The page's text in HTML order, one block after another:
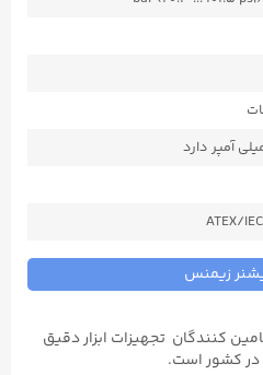
ATEX/
زیمنس
کنندگان تجهیزات ابزار دقیق
در کشور است.